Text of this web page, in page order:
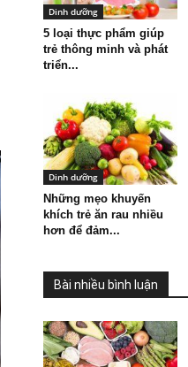
Dinh dưỡng
5 loại thực phẩm giúp
trẻ thông minh và phát
triển...
Dinh dưỡng
Những mẹo khuyến
khích trẻ ăn rau nhiều
hơn để đảm...
Bài nhiều bình luận